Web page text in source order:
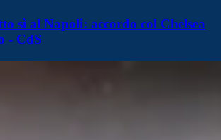
sì al Napoli: accordo col Chelsea
- CdS